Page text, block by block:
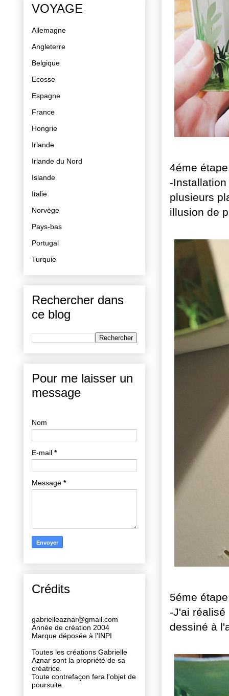
4éme
-
plusieurs
illusion de
5éme
-J'ai
dessiné à
VOYAGE
Allemagne
Angleterre
Belgique
Ecosse
Espagne
France
Hongrie
Irlande
Irlande du Nord
Islande
Italie
Norvège
Pays-bas
Portugal
Turquie
Rechercher dans
ce blog
Pour me laisser un
message
Nom
E-mail *
Message *
Crédits
gabrielleaznar@gmail.com
Année de création 2004
Marque déposée à l'INPI
Toutes les créations Gabrielle
Aznar sont la propriété de sa
créatrice.
Toute contrefaçon fera l'objet de
poursuite.